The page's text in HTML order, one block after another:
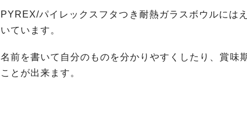
PYREX/パイレックスフタつき耐熱ガラスボウルには
いています。
名前を書いて自分のものを分かりやすくしたり、賞味
ことが出来ます。